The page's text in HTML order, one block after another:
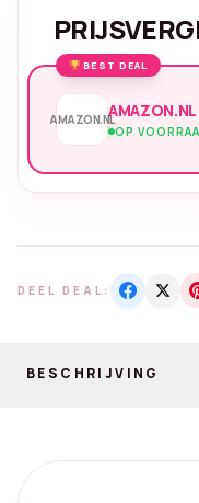
BEST DEAL
AMAZON.NLAMAZON.NL
OP
DEEL DEAL:
BESCHRIJVING